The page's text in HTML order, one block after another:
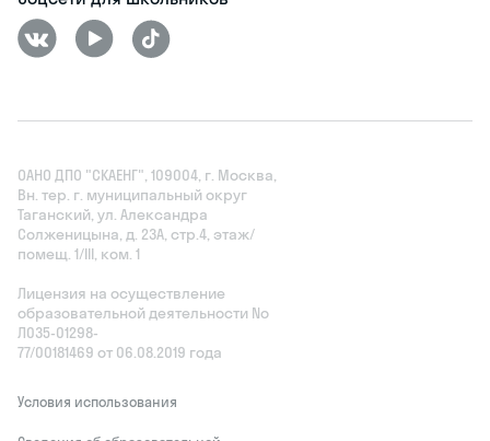
ОАНО ДПО "СКАЕНГ", 109004, г. Москва,
Вн. тер. г. муниципальный округ
Таганский, ул. Александра
Солженицына, д. 23А, стр.4, этаж/
помещ. 1/III, ком. 1
Лицензия на осуществление
образовательной деятельности No
Л035‑01298-
77/00181469 от 06.08.2019 года
Условия использования